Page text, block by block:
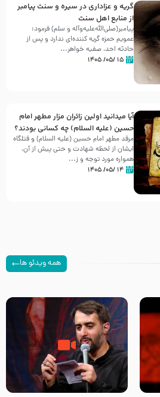
گریه و عزاداری در سیره و سنت پیامبر
از منابع اهل سنت
پیامبر(صلی‌الله‌علیه‌وآله و سلم) فرمود:
عمویم حمزه گریه کننده‌ای ندارد و پس از
حادثه احد، صفیه خواهر...
۱۵ /۰۵/ ۱۴۰۵
آیا میدانید اولین زائران مزار مطهر امام
حسین (علیه السلام) چه کسانی بودند؟
مرقد مطهر امام حسین (علیه السلام) و قتلگاه
ایشان از لحظه شهادت و حتی پیش از آن،
همواره مورد توجه و ز...
۱۴ /۰۵/ ۱۴۰۵
همه ویدئو ها
–
شب
من غلام نوکراتم من عاشق
کربلاتم – شور زمینه – شب هفتم